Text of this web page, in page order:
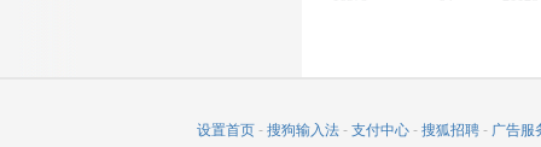
16421
84
23346
20
设置首页 - 搜狗输入法 - 支付中心 - 搜狐招聘 - 广告服